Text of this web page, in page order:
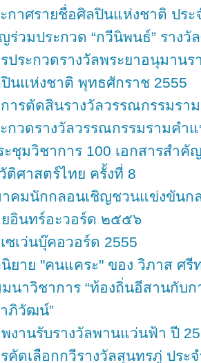
กาศรายชื่อศิลปินแห่งชาติ ประ
ร่วมประกวด “กวีนิพนธ์” รางวั
ประกวดรางวัลพระยาอนุมานร
นแห่งชาติ พุทธศักราช 2555
ารตัดสินรางวัลวรรณกรรมรา
กวดรางวัลวรรณกรรมรามคำ
ะชุมวิชาการ 100 เอกสารสำคั
ติศาสตร์ไทย ครั้งที่ 8
คมนักกลอนเชิญชวนแข่งขัน
อินทร์อะวอร์ด ๒๕๕๖
ซเว่นบุ๊คอวอร์ด 2555
ยาย "คนแคระ" ของ วิภาส ศรี
นาวิชาการ “ท้องถิ่นอีสานกับก
ภิวัฒน์”
งานรับรางวัลพานแว่นฟ้า ปี
คัดเลือกกวีรางวัลสุนทรภู่ ปร